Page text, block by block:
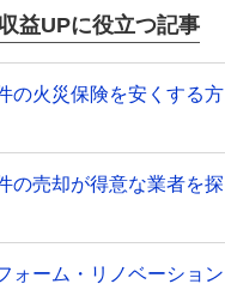
収益UPに役立つ記事
の火災保険を安くする方
の売却が得意な業者を探
ォーム・リノベーション